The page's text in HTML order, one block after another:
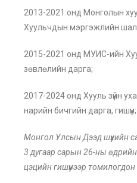
2013-2021 онд Монголын
Хуульчдын мэргэжлийн
2015-2021 онд МУИС-ийн
зөвлөлийн дарга;
2017-2024 онд Хууль зүйн
нарийн бичгийн дарга, гишүүн;
Монгол Улсын Дээд шүүхийн
3 дугаар сарын 26-ны
цэцийн гишүүнээр